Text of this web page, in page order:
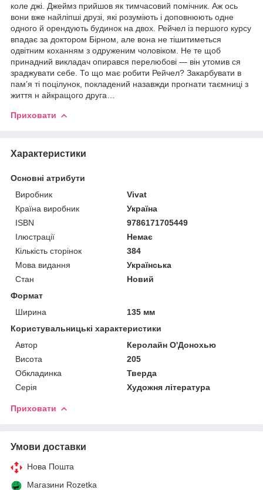
коле джі. Джеймз прийшов як тимчасовий помічник. Аж ось
вони вже найліпші друзі, які розуміють і доповнюють одне
одного й орендують будинок на двох. Рейчел із першого курсу
впадає за доктором Бірном, але вона не тішитиметься
одвітним коханням з одруженим чоловіком. Не те щоб
принадний викладач опирався перелюбові — він утомив ся
зраджувати себе. То що має робити Рейчел? Закарбувати в
пам’я ті поцілунок, покладений назавжди прогнати таємниці з
життя н айкращого друга…
Приховати
Характеристики
Основні атрибути
Виробник
Vivat
Країна виробник
Україна
ISBN
9786171705449
Ілюстрації
Немає
Кількість сторінок
384
Мова видання
Українська
Стан
Новий
Формат
Ширина
135 мм
Користувальницькі характеристики
Автор
Керолайн О'Донохью
Висота
205
Обкладинка
Тверда
Серія
Художня література
Приховати
Умови доставки
Нова Пошта
Магазини Rozetka